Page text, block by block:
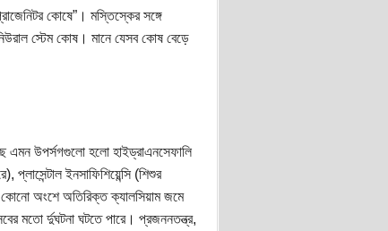
কোষে”। মস্তিস্কের সঙ্গে
স্টেম কোষ। মানে যেসব কোষ বেড়ে
এমন উপর্সগগুলো হলো হাইড্রাএনসেফালি
ইনসাফিশিয়েন্সি (শিশুর
কোনো অংশে অতিরিক্ত ক্যালসিয়াম জমে
মতো র্দুঘটনা ঘটতে পারে। প্রজননতন্ত্র,